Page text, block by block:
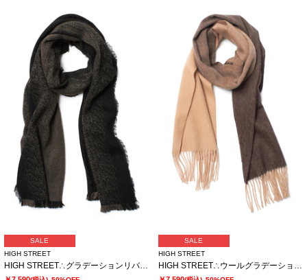
SALE
HIGH STREET
HIGH STREET∴グラデーションリバーシブルマフラー
SALE
HIGH STREET
HIGH STREET∴ウールグラデーションマフラー